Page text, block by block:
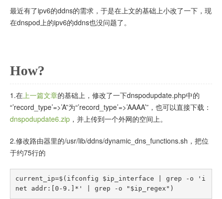
娱乐
最近有了ipv6的ddns的需求，于是在上文的基础上小改了一下，现
在dnspod上的ipv6的ddns也没问题了。
How?
1.在 上一篇文章的基础上，修改了一下dnspodupdate.php中的
“’record_type’=>’A”为“’record_type’=>’AAAA’”，也可以直接下载：
dnspodupdate6.zip ，并上传到一个外网的空间上。
2.修改路由器里的/usr/lib/ddns/dynamic_dns_functions.sh，把位
于约75行的
current_ip=$(ifconfig $ip_interface | grep -o 'i